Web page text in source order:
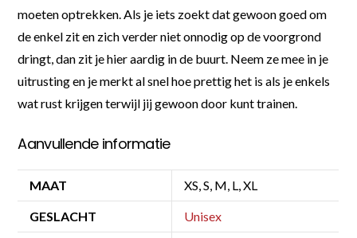
moeten optrekken. Als je iets zoekt dat gewoon goed om
de enkel zit en zich verder niet onnodig op de voorgrond
dringt, dan zit je hier aardig in de buurt. Neem ze mee in je
uitrusting en je merkt al snel hoe prettig het is als je enkels
wat rust krijgen terwijl jij gewoon door kunt trainen.
Aanvullende informatie
MAAT XS, S, M, L, XL
GESLACHT Unisex